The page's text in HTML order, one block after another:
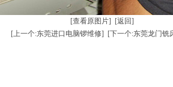
[查看原图片]
[返回]
[上一个:东莞进口电脑锣维修]
[下一个:东莞龙门铣